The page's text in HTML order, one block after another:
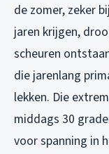
de zomer, zeker
jaren krijgen,
scheuren
die jarenlang
lekken. Die
middags 30
voor spanning in